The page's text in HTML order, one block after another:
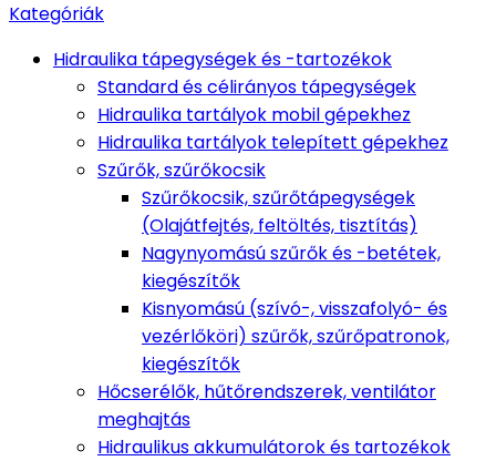
Kategóriák
Hidraulika tápegységek és -tartozékok
Standard és célirányos tápegységek
Hidraulika tartályok mobil gépekhez
Hidraulika tartályok telepített gépekhez
Szűrők, szűrőkocsik
Szűrőkocsik, szűrőtápegységek
(Olajátfejtés, feltöltés, tisztítás)
Nagynyomású szűrők és -betétek,
kiegészítők
Kisnyomású (szívó-, visszafolyó- és
vezérlőköri) szűrők, szűrőpatronok,
kiegészítők
Hőcserélők, hűtőrendszerek, ventilátor
meghajtás
Hidraulikus akkumulátorok és tartozékok